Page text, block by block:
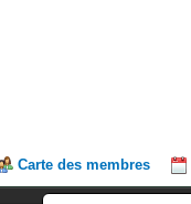
Carte des membres